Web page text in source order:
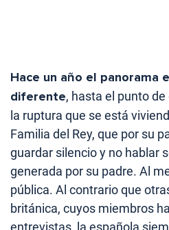
Hace un año el panorama
diferente, hasta el punto
la ruptura que se está
Familia del Rey, que por su
guardar silencio y no hablar
generada por su padre. Al
pública. Al contrario que
británica, cuyos miembros
entrevistas, la española